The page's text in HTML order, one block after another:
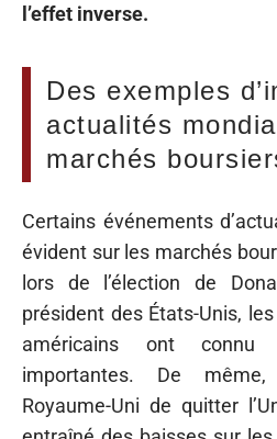
l’effet inverse.
Des exemples
actualités
marchés
Certains événements
évident sur les marchés
lors de l’élection de
président des États-Unis,
américains ont connu
importantes. De
Royaume-Uni de quitter